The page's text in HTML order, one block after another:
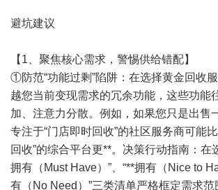
避坑建议
【1、聚焦核心需求，警惕供给错配】
①防范“功能过剩”陷阱：在选择黄金回收
越您当前变现需求的冗余功能，这些功能
加、注意力分散。例如，如果您只是出售
专注于“门店即时回收”的社区服务商可能
回收”的综合平台更**。决策行动指南：在
拥有（Must Have）”、“**拥有（Nice to
有（No Need）”三类清单严格框定需求范